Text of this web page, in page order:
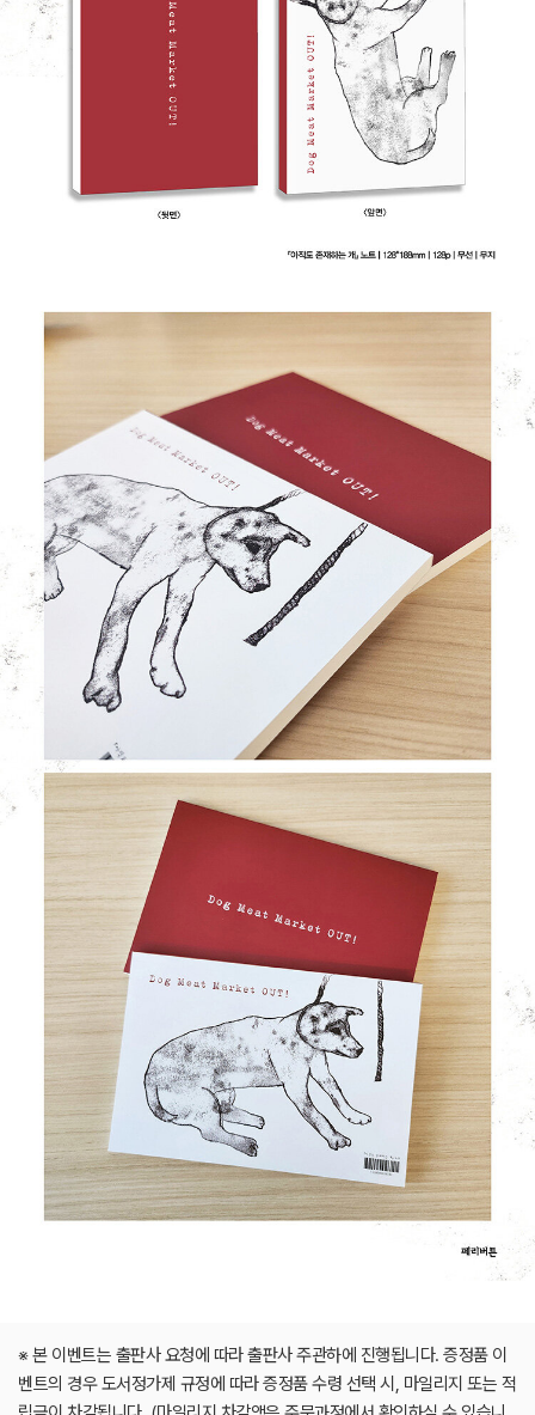
※ 본 이벤트는 출판사 요청에 따라 출판사 주관하에 진행됩니다. 증정품 이
벤트의 경우 도서정가제 규정에 따라 증정품 수령 선택 시, 마일리지 또는 적